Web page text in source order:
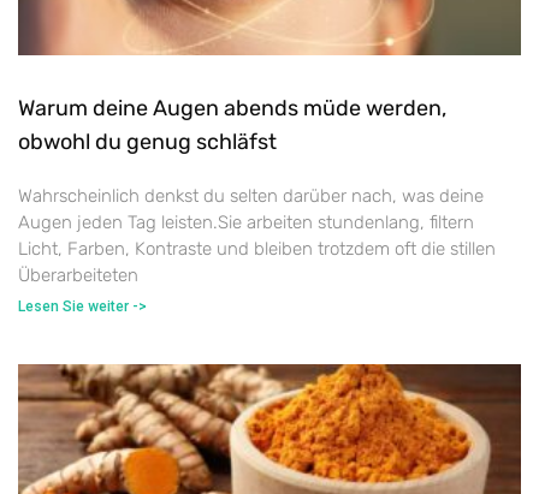
Warum deine Augen abends müde werden,
obwohl du genug schläfst
Wahrscheinlich denkst du selten darüber nach, was deine
Augen jeden Tag leisten.Sie arbeiten stundenlang, filtern
Licht, Farben, Kontraste und bleiben trotzdem oft die stillen
Überarbeiteten
Lesen Sie weiter ->